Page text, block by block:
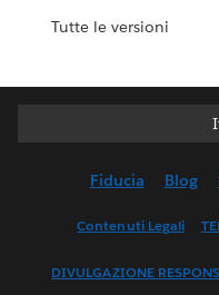
Tutte le versioni
Fiducia Blog
Contenuti Legali
DIVULGAZIONE